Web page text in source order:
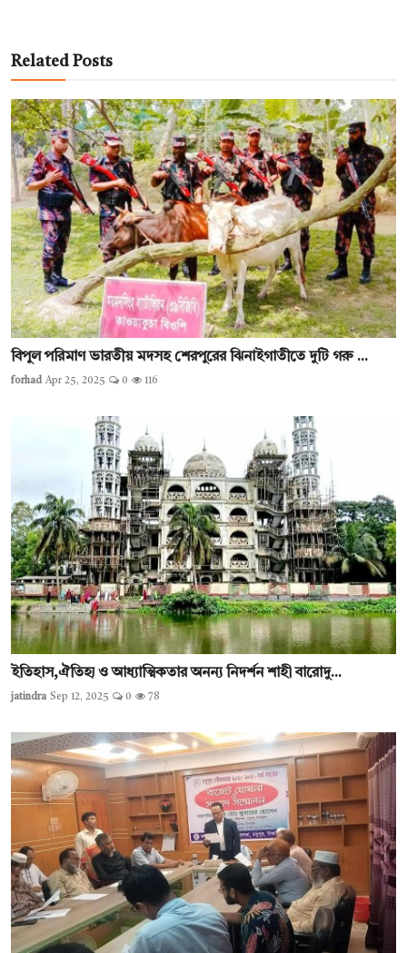
Related Posts
বিপুল পরিমাণ ভারতীয় মদসহ শেরপুরের ঝিনাইগাতীতে দুটি গরু ...
forhad Apr 25, 2025 0 116
ইতিহাস,ঐতিহ্য ও আধ্যাত্মিকতার অনন্য নিদর্শন শাহী বারোদু...
jatindra Sep 12, 2025 0 78